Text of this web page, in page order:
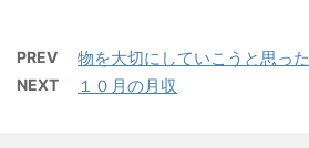
PREV 物を大切にしていこうと思った
NEXT １０月の月収